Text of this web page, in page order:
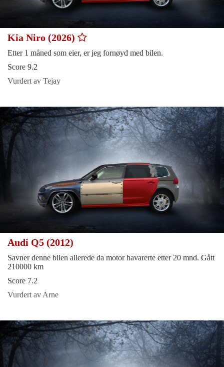
Kia Niro (2026)
Etter 1 måned som eier, er jeg fornøyd med bilen.
Score 9.2
Vurdert av Tejay
Audi Q5 (2012)
Savner denne bilen allerede da motor havarerte etter 20 mnd. Gått
210000 km
Score 7.2
Vurdert av Arne